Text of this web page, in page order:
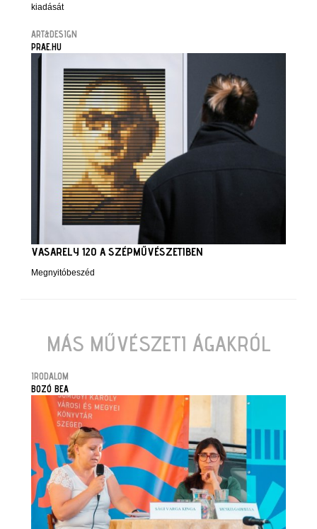
kiadását
ART&DESIGN
PRAE.HU
VASARELY 120 A SZÉPMŰVÉSZETIBEN
Megnyitóbeszéd
MÁS MŰVÉSZETI ÁGAKRÓL
IRODALOM
BOZÓ BEA